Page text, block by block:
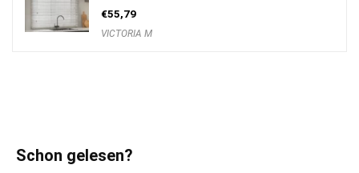
€55,79
VICTORIA M
Schon gelesen?